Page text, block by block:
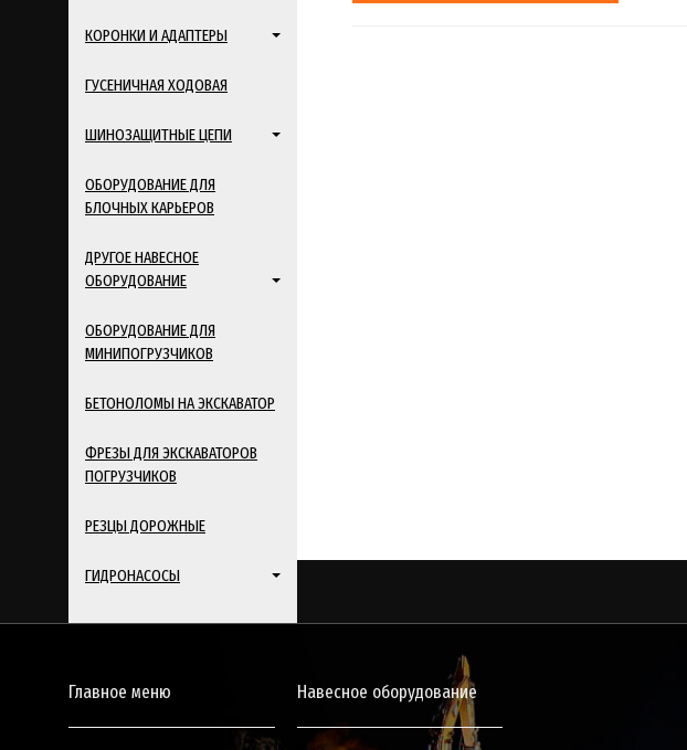
КОРОНКИ И АДАПТЕРЫ
ГУСЕНИЧНАЯ ХОДОВАЯ
ШИНОЗАЩИТНЫЕ ЦЕПИ
ОБОРУДОВАНИЕ ДЛЯ
БЛОЧНЫХ КАРЬЕРОВ
ДРУГОЕ НАВЕСНОЕ
ОБОРУДОВАНИЕ
ОБОРУДОВАНИЕ ДЛЯ
МИНИПОГРУЗЧИКОВ
БЕТОНОЛОМЫ НА ЭКСКАВАТОР
ФРЕЗЫ ДЛЯ ЭКСКАВАТОРОВ
ПОГРУЗЧИКОВ
РЕЗЦЫ ДОРОЖНЫЕ
ГИДРОНАСОСЫ
Главное меню Навесное оборудование